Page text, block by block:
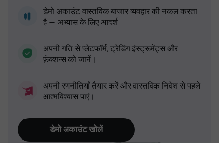
डेमो अकाउंट वास्तविक बाजार व्यवहार की नकल करता
है — अभ्यास के लिए आदर्श
अपनी गति से प्लेटफॉर्म, ट्रेडिंग इंस्ट्रूमेंट्स और
फ़ंक्शन्स को जानें।
अपनी रणनीतियाँ तैयार करें और वास्तविक निवेश से पहले
आत्मविश्वास पाएं।
डेमो अकाउंट खोलें